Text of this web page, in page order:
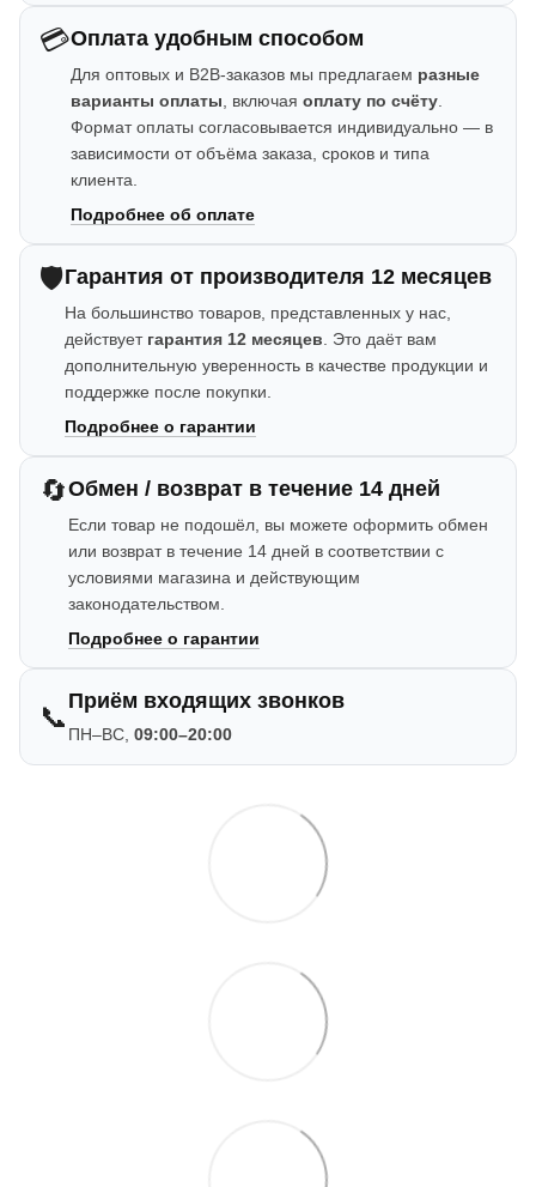
💳Оплата удобным способом
Для оптовых и B2B-заказов мы предлагаем разные
варианты оплаты, включая оплату по счёту.
Формат оплаты согласовывается индивидуально — в
зависимости от объёма заказа, сроков и типа
клиента.
Подробнее об оплате
🛡️Гарантия от производителя 12 месяцев
На большинство товаров, представленных у нас,
действует гарантия 12 месяцев. Это даёт вам
дополнительную уверенность в качестве продукции и
поддержке после покупки.
Подробнее о гарантии
🔄Обмен / возврат в течение 14 дней
Если товар не подошёл, вы можете оформить обмен
или возврат в течение 14 дней в соответствии с
условиями магазина и действующим
законодательством.
Подробнее о гарантии
📞 Приём входящих звонков
ПН–ВС, 09:00–20:00